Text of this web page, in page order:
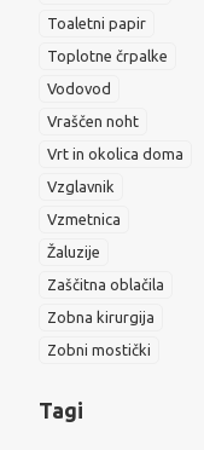
Toaletni papir
Toplotne črpalke
Vodovod
Vraščen noht
Vrt in okolica doma
Vzglavnik
Vzmetnica
Žaluzije
Zaščitna oblačila
Zobna kirurgija
Zobni mostički
Tagi